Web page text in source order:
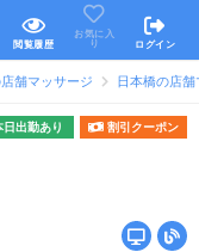
閲覧履歴
お気に入
り
ログイン
舗マッサージ 日本橋の店
日出勤あり 割引クーポン